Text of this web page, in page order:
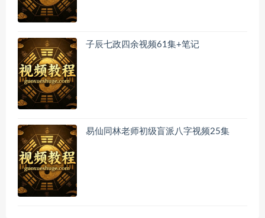
子辰七政四余视频61集+笔记
易仙同林老师初级盲派八字视频25集